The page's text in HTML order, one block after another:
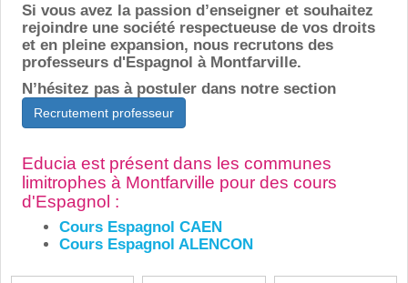
Si vous avez la passion d’enseigner et souhaitez
rejoindre une société respectueuse de vos droits
et en pleine expansion, nous recrutons des
professeurs d'Espagnol à Montfarville.
N’hésitez pas à postuler dans notre section
Recrutement professeur
Educia est présent dans les communes
limitrophes à Montfarville pour des cours
d'Espagnol :
Cours Espagnol CAEN
Cours Espagnol ALENCON